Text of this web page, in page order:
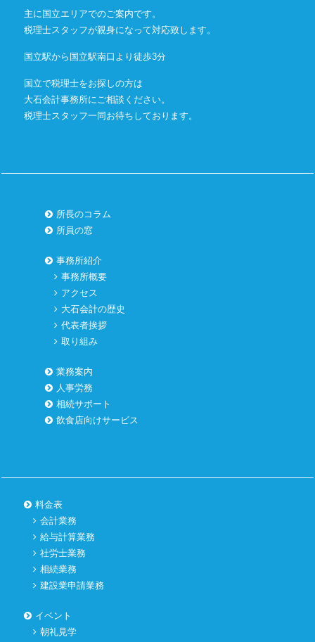
主に国立エリアでのご案内です。
税理士スタッフが親身になって対応致します。
国立駅から国立駅南口より徒歩3分
国立で税理士をお探しの方は
大石会計事務所にご相談ください。
税理士スタッフ一同お待ちしております。
所長のコラム
所員の窓
事務所紹介
事務所概要
アクセス
大石会計の歴史
代表者挨拶
取り組み
業務案内
人事労務
相続サポート
飲食店向けサービス
料金表
会計業務
給与計算業務
社労士業務
相続業務
建設業申請業務
イベント
朝礼見学